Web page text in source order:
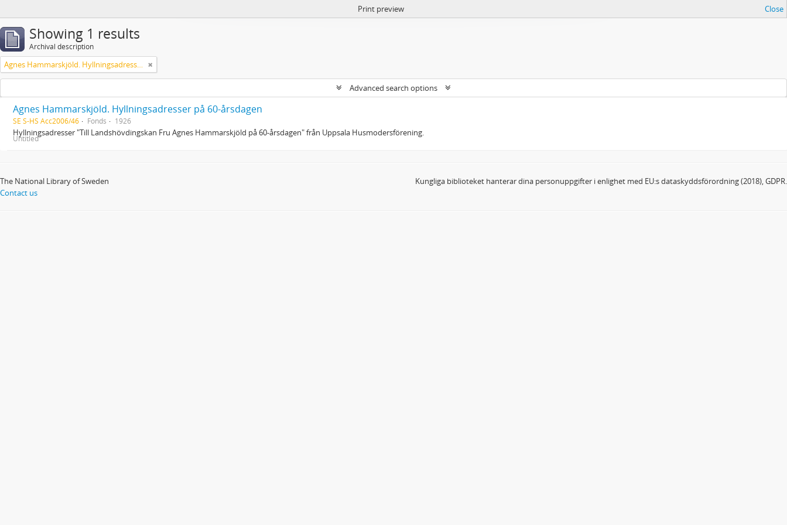
Print preview Close
Showing 1 results
Archival description
Agnes Hammarskjöld. Hyllningsadresser på 60-årsdagen
Advanced search options
Agnes Hammarskjöld. Hyllningsadresser på 60-årsdagen
SE S-HS Acc2006/46 Fonds 1926
Hyllningsadresser "Till Landshövdingskan Fru Agnes Hammarskjöld på 60-årsdagen" från Uppsala Husmodersförening.
Untitled
The National Library of Sweden
Contact us
Kungliga biblioteket hanterar dina personuppgifter i enlighet med EU:s dataskyddsförordning (2018), GDPR.